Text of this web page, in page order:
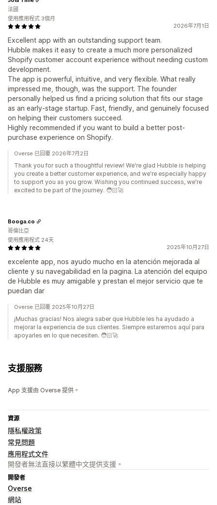
2026年7月1日
Excellent app with an outstanding support team.
Hubble makes it easy to create a much more personalized
Shopify customer account experience without needing custom
development.
The app is powerful, intuitive, and very flexible. What really
impressed me, though, was the support. The founder
personally helped us find a pricing solution that fits our stage
as an early-stage startup. Fast, friendly, and genuinely focused
on helping their customers succeed.
Highly recommended if you want to build a better post-
purchase experience on Shopify.
法國
使用應用程式 3個月
Overse 已回覆 2026年7月2日
Thank you for such a thoughtful review! We're glad Hubble is helping
you create a better customer experience, and we're especially happy
to support you as you grow. Wishing you continued success, we're
excited to be part of the journey. 🧑🏻‍🚀
2025年10月27日
excelente app, nos ayudo mucho en la atención mejorada al
cliente y su navegabilidad en la pagina. La atención del equipo
de Hubble es muy amigable y prestan el mejor servicio que te
puedan dar
Booga.co
哥倫比亞
使用應用程式 24天
Overse 已回覆 2025年10月27日
¡Muchas gracias! Nos alegra saber que Hubble les ha ayudado a
mejorar la experiencia de sus clientes. Siempre estaremos aquí para
apoyarles en lo que necesiten. 🧑🏻‍🚀
支援服務
App 支援由 Overse 提供。
資源
隱私權政策
常見問題
應用程式文件
開發者無法直接以繁體中文提供支援。
開發者
Overse
網站